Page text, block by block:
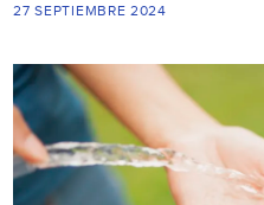
27 SEPTIEMBRE 2024